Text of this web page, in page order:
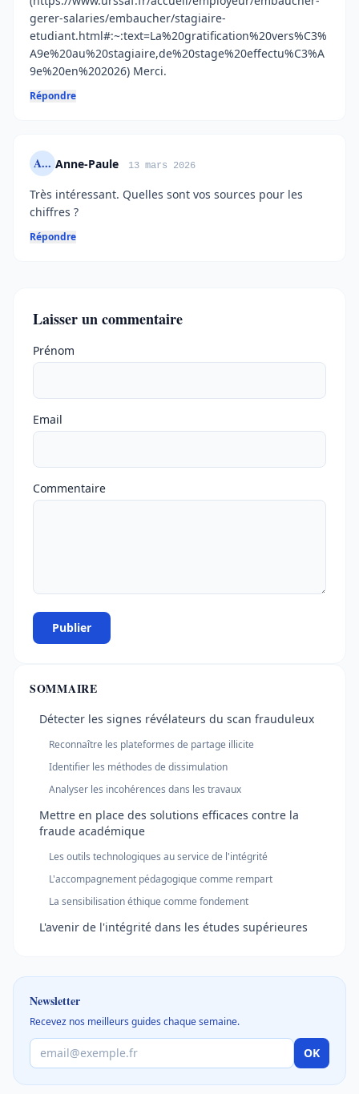
gerer-salaries/embaucher/stagiaire-
etudiant.html#:~:text=La%20gratification%20vers%C3%
A9e%20au%20stagiaire,de%20stage%20effectu%C3%A
9e%20en%202026) Merci.
Répondre
A... Anne-Paule 13 mars 2026
Très intéressant. Quelles sont vos sources pour les
chiffres ?
Répondre
Laisser un commentaire
Ne pas remplir
Prénom
Email
Commentaire
Publier
SOMMAIRE
Détecter les signes révélateurs du scan frauduleux
Reconnaître les plateformes de partage illicite
Identifier les méthodes de dissimulation
Analyser les incohérences dans les travaux
Mettre en place des solutions efficaces contre la
fraude académique
Les outils technologiques au service de l'intégrité
L'accompagnement pédagogique comme rempart
La sensibilisation éthique comme fondement
L'avenir de l'intégrité dans les études supérieures
Newsletter
Recevez nos meilleurs guides chaque semaine.
OK